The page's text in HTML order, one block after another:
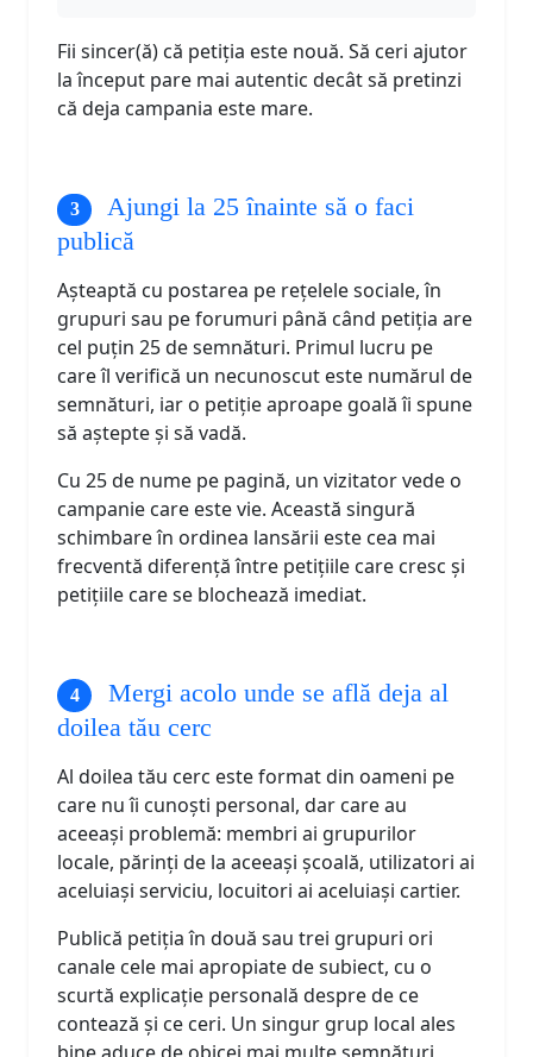
Fii sincer(ă) că petiția este nouă. Să ceri ajutor
la început pare mai autentic decât să pretinzi
că deja campania este mare.
Ajungi la 25 înainte să o faci
publică
Așteaptă cu postarea pe rețelele sociale, în
grupuri sau pe forumuri până când petiția are
cel puțin 25 de semnături. Primul lucru pe
care îl verifică un necunoscut este numărul de
semnături, iar o petiție aproape goală îi spune
să aștepte și să vadă.
Cu 25 de nume pe pagină, un vizitator vede o
campanie care este vie. Această singură
schimbare în ordinea lansării este cea mai
frecventă diferență între petițiile care cresc și
petițiile care se blochează imediat.
Mergi acolo unde se află deja al
doilea tău cerc
Al doilea tău cerc este format din oameni pe
care nu îi cunoști personal, dar care au
aceeași problemă: membri ai grupurilor
locale, părinți de la aceeași școală, utilizatori ai
aceluiași serviciu, locuitori ai aceluiași cartier.
Publică petiția în două sau trei grupuri ori
canale cele mai apropiate de subiect, cu o
scurtă explicație personală despre de ce
contează și ce ceri. Un singur grup local ales